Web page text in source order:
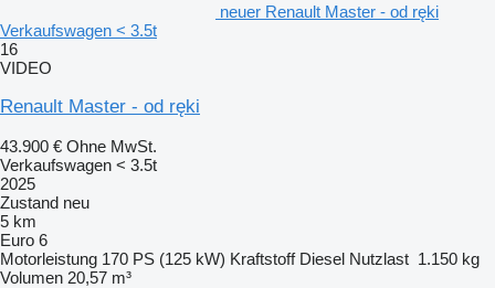
neuer Renault Master - od ręki
Verkaufswagen < 3.5t
16
VIDEO
Renault Master - od ręki
43.900 € Ohne MwSt.
Verkaufswagen < 3.5t
2025
Zustand neu
5 km
Euro 6
Motorleistung 170 PS (125 kW) Kraftstoff Diesel Nutzlast 1.150 kg
Volumen 20,57 m³